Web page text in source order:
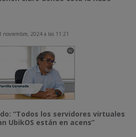
noviembre, 2024 a las 11:21
“Todos los servidores virtuales
UbikOS están en acens”